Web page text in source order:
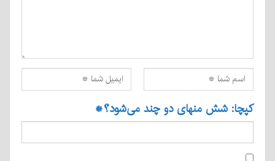
کپچا: شش منهای دو چند می‌شود؟*